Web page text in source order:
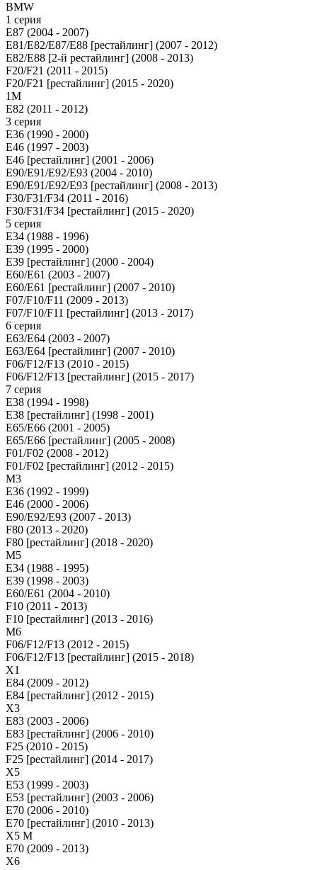
BMW
1 серия
E87 (2004 - 2007)
E81/E82/E87/E88 [рестайлинг] (2007 - 2012)
E82/E88 [2-й рестайлинг] (2008 - 2013)
F20/F21 (2011 - 2015)
F20/F21 [рестайлинг] (2015 - 2020)
1M
E82 (2011 - 2012)
3 серия
E36 (1990 - 2000)
E46 (1997 - 2003)
E46 [рестайлинг] (2001 - 2006)
E90/E91/E92/E93 (2004 - 2010)
E90/E91/E92/E93 [рестайлинг] (2008 - 2013)
F30/F31/F34 (2011 - 2016)
F30/F31/F34 [рестайлинг] (2015 - 2020)
5 серия
E34 (1988 - 1996)
E39 (1995 - 2000)
E39 [рестайлинг] (2000 - 2004)
E60/E61 (2003 - 2007)
E60/E61 [рестайлинг] (2007 - 2010)
F07/F10/F11 (2009 - 2013)
F07/F10/F11 [рестайлинг] (2013 - 2017)
6 серия
E63/E64 (2003 - 2007)
E63/E64 [рестайлинг] (2007 - 2010)
F06/F12/F13 (2010 - 2015)
F06/F12/F13 [рестайлинг] (2015 - 2017)
7 серия
E38 (1994 - 1998)
E38 [рестайлинг] (1998 - 2001)
E65/E66 (2001 - 2005)
E65/E66 [рестайлинг] (2005 - 2008)
F01/F02 (2008 - 2012)
F01/F02 [рестайлинг] (2012 - 2015)
M3
E36 (1992 - 1999)
E46 (2000 - 2006)
E90/E92/E93 (2007 - 2013)
F80 (2013 - 2020)
F80 [рестайлинг] (2018 - 2020)
М5
E34 (1988 - 1995)
E39 (1998 - 2003)
E60/E61 (2004 - 2010)
F10 (2011 - 2013)
F10 [рестайлинг] (2013 - 2016)
M6
F06/F12/F13 (2012 - 2015)
F06/F12/F13 [рестайлинг] (2015 - 2018)
X1
E84 (2009 - 2012)
E84 [рестайлинг] (2012 - 2015)
X3
E83 (2003 - 2006)
E83 [рестайлинг] (2006 - 2010)
F25 (2010 - 2015)
F25 [рестайлинг] (2014 - 2017)
X5
E53 (1999 - 2003)
E53 [рестайлинг] (2003 - 2006)
E70 (2006 - 2010)
E70 [рестайлинг] (2010 - 2013)
X5 M
E70 (2009 - 2013)
X6